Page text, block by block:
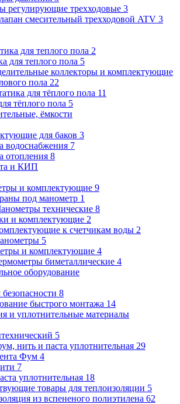
регулирующие трехходовые 3
смесительный трехходовой ATV 3
для теплого пола 2
для теплого пола 5
коллекторы и комплектующие
пола 22
для тёплого пола 11
тёплого пола 5
ёмкости
для баков 3
водоснабжения 7
отопления 8
и КИП
и комплектующие 9
под манометр 1
технические 8
и комплектующие 2
к счетчикам воды 2
5
и комплектующие 4
биметаллические 4
оборудование
8
быстрого монтажа 14
и уплотнительные материалы
5
нить и паста уплотнительная 29
Фум 4
7
уплотнительная 18
товары для теплоизоляции 5
из вспененого полиэтилена 62